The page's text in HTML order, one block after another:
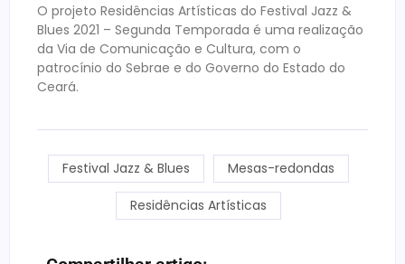
O projeto Residências Artísticas do Festival Jazz &
Blues 2021 – Segunda Temporada é uma realização
da Via de Comunicação e Cultura, com o
patrocínio do Sebrae e do Governo do Estado do
Ceará.
Festival Jazz & Blues Mesas-redondas
Residências Artísticas